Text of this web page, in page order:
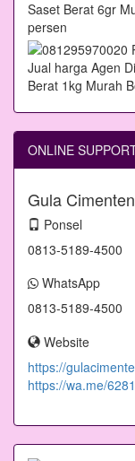
ONLINE
Gula
Ponsel
0813-5189-4500
WhatsApp
0813-5189-4500
Website
https://
https://wa.me/